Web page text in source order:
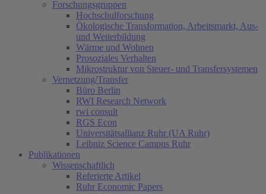
Forschungsgruppen
Hochschulforschung
Ökologische Transformation, Arbeitsmarkt, Aus-
und Weiterbildung
Wärme und Wohnen
Prosoziales Verhalten
Mikrostruktur von Steuer- und Transfersystemen
Vernetzung/Transfer
Büro Berlin
RWI Research Network
rwi consult
RGS Econ
Universitätsallianz Ruhr (UA Ruhr)
Leibniz Science Campus Ruhr
Publikationen
Wissenschaftlich
Referierte Artikel
Ruhr Economic Papers